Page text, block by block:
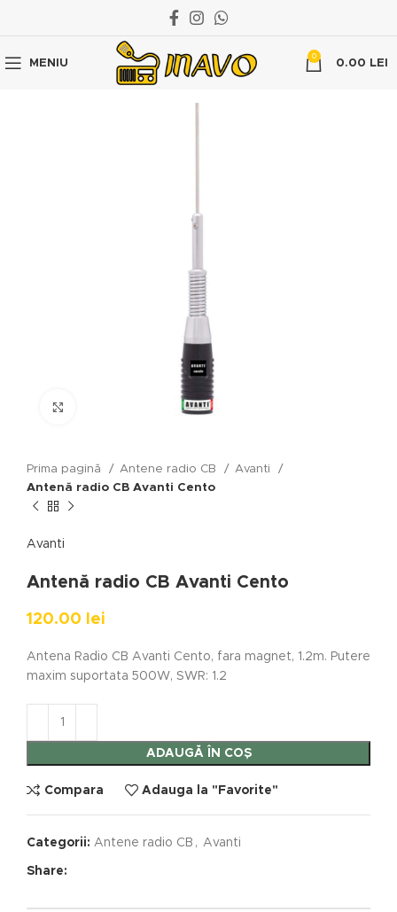
MENIU
0
0.00 LEI
Prima pagină Antene radio CB
Avanti
Antenă radio CB Avanti Cento
Avanti
Antenă radio CB Avanti Cento
120.00 lei
Antena Radio CB Avanti Cento, fara magnet, 1.2m. Putere
maxim suportata 500W, SWR: 1.2
ADAUGĂ ÎN COȘ
Compara Adauga la "Favorite"
Categorii: Antene radio CB , Avanti
Share: